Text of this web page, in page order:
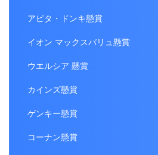
アピタ・ドンキ懸賞
イオン マックスバリュ懸賞
ウエルシア 懸賞
カインズ懸賞
ゲンキー懸賞
コーナン懸賞